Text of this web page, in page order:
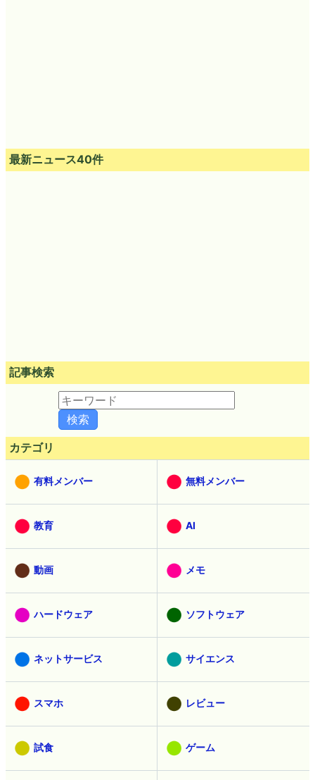
最新ニュース40件
記事検索
カテゴリ
有料メンバー 無料メンバー
教育 AI
動画 メモ
ハードウェア ソフトウェア
ネットサービス サイエンス
スマホ レビュー
試食 ゲーム